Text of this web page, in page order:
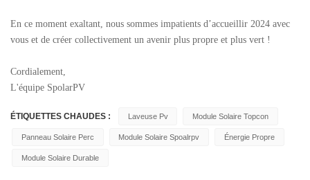
En ce moment exaltant, nous sommes impatients d’accueillir 2024 avec
vous et de créer collectivement un avenir plus propre et plus vert !
Cordialement,
L'équipe SpolarPV
ÉTIQUETTES CHAUDES : Laveuse Pv Module Solaire Topcon
Panneau Solaire Perc Module Solaire Spoalrpv Énergie Propre
Module Solaire Durable